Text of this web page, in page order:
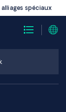
spéciaux